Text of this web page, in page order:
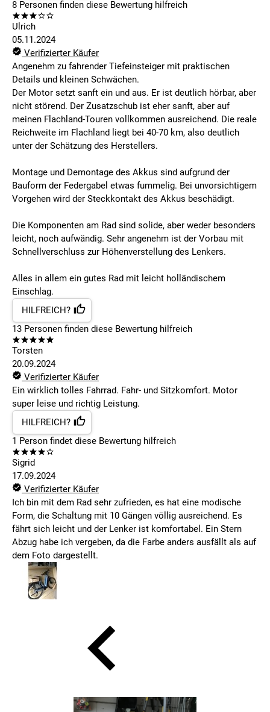
8 Personen finden diese Bewertung hilfreich
Ulrich
05.11.2024
Verifizierter Käufer
Angenehm zu fahrender Tiefeinsteiger mit praktischen
Details und kleinen Schwächen.
Der Motor setzt sanft ein und aus. Er ist deutlich hörbar, aber
nicht störend. Der Zusatzschub ist eher sanft, aber auf
meinen Flachland-Touren vollkommen ausreichend. Die reale
Reichweite im Flachland liegt bei 40-70 km, also deutlich
unter der Schätzung des Herstellers.
Montage und Demontage des Akkus sind aufgrund der
Bauform der Federgabel etwas fummelig. Bei unvorsichtigem
Vorgehen wird der Steckkontakt des Akkus beschädigt.
Die Komponenten am Rad sind solide, aber weder besonders
leicht, noch aufwändig. Sehr angenehm ist der Vorbau mit
Schnellverschluss zur Höhenverstellung des Lenkers.
Alles in allem ein gutes Rad mit leicht holländischem
Einschlag.
HILFREICH?
13 Personen finden diese Bewertung hilfreich
Torsten
20.09.2024
Verifizierter Käufer
Ein wirklich tolles Fahrrad. Fahr- und Sitzkomfort. Motor
super leise und richtig Leistung.
HILFREICH?
1 Person findet diese Bewertung hilfreich
Sigrid
17.09.2024
Verifizierter Käufer
Ich bin mit dem Rad sehr zufrieden, es hat eine modische
Form, die Schaltung mit 10 Gängen völlig ausreichend. Es
fährt sich leicht und der Lenker ist komfortabel. Ein Stern
Abzug habe ich vergeben, da die Farbe anders ausfällt als auf
dem Foto dargestellt.